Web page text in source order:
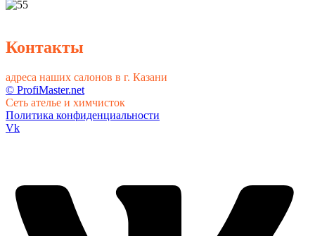
Контакты
адреса наших салонов в г. Казани
© ProfiMaster.net
Сеть ателье и химчисток
Политика конфиденциальности
Vk